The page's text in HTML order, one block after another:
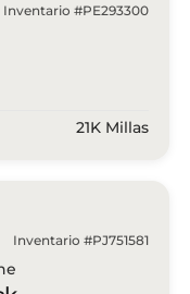
Inventario #PE293300
21K Millas
Inventario #PJ751581